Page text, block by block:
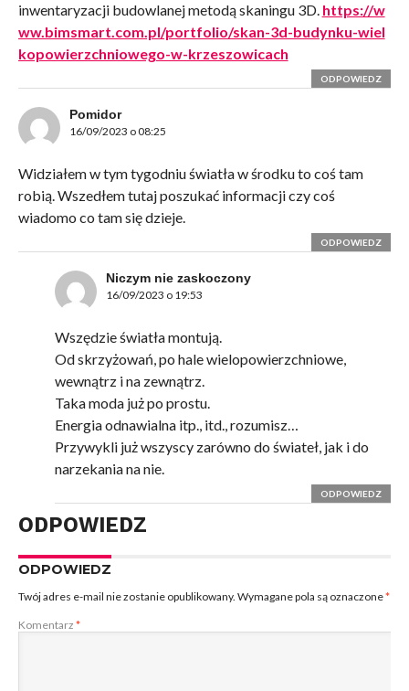
inwentaryzacji budowlanej metodą skaningu 3D. https://w
ww.bimsmart.com.pl/portfolio/skan-3d-budynku-wiel
kopowierzchniowego-w-krzeszowicach
ODPOWIEDZ
Pomidor
16/09/2023 o 08:25
Widziałem w tym tygodniu światła w środku to coś tam
robią. Wszedłem tutaj poszukać informacji czy coś
wiadomo co tam się dzieje.
ODPOWIEDZ
Niczym nie zaskoczony
16/09/2023 o 19:53
Wszędzie światła montują.
Od skrzyżowań, po hale wielopowierzchniowe,
wewnątrz i na zewnątrz.
Taka moda już po prostu.
Energia odnawialna itp., itd., rozumisz…
Przywykli już wszyscy zarówno do świateł, jak i do
narzekania na nie.
ODPOWIEDZ
ODPOWIEDZ
ODPOWIEDZ
Twój adres e-mail nie zostanie opublikowany. Wymagane pola są oznaczone*
Komentarz *